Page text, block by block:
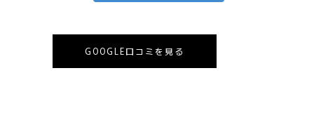
GOOGLE口コミを見る